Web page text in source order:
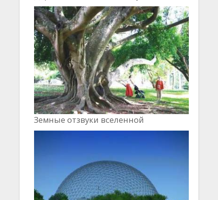
Земные отзвуки вселенной